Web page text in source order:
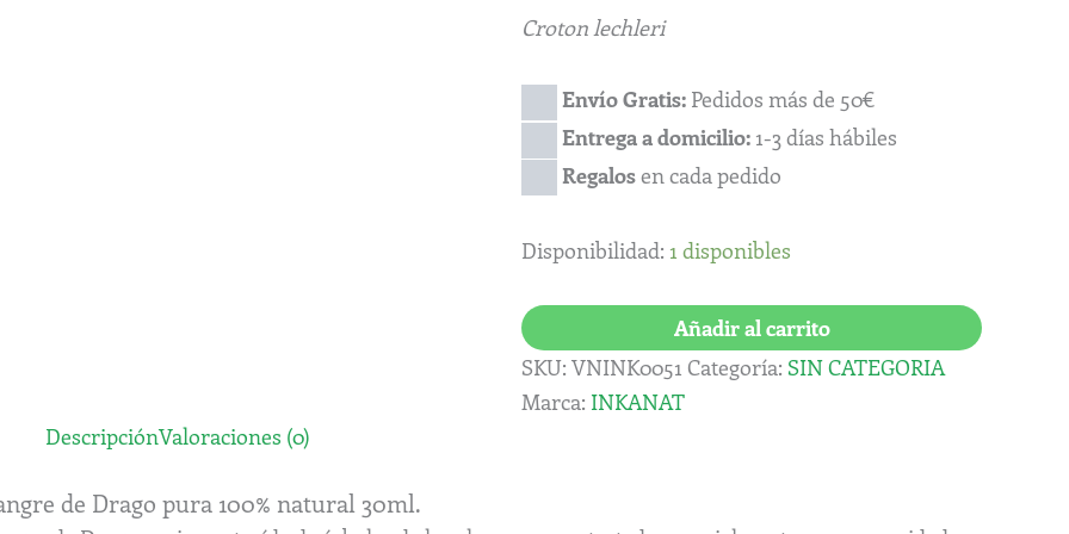
Croton lechleri
Envío Gratis: Pedidos más de 50€
Entrega a domicilio: 1-3 días hábiles
Regalosen cada pedido
Disponibilidad: 1 disponibles
cantidad
Añadir al carrito
SKU:VNINK0051 Categoría:SIN CATEGORIA
Marca: INKANAT
DescripciónValoraciones (0)
de Drago pura 100% natural 30ml.